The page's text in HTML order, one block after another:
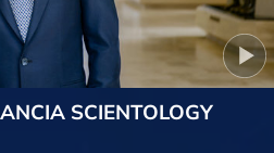
SCIENTOLOGY